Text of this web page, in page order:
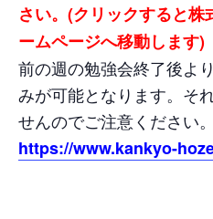
さい。(クリックすると
ームページへ移動します)
前の週の勉強会終了後よ
みが可能となります。そ
せんのでご注意ください。
https://www.kankyo-